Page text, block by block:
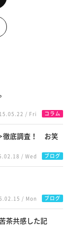
15.05.22 / Fri コラム
徹底調査！ お笑
/ Wed ブログ
/ Mon ブログ
茶共感した記